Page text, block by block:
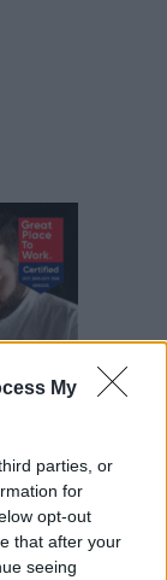
My
parties, or
for
opt-out
that after your
seeing